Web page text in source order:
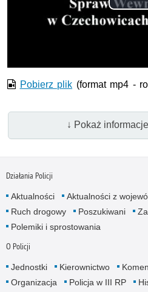
Pobierz plik (format mp4 -
↓ Pokaż
Działania Policji
Aktualności Aktualności z
Ruch drogowy
Poszukiwani
Polemiki i sprostowania
O Policji
Jednostki Kierownictwo
Organizacja
Policja w III RP